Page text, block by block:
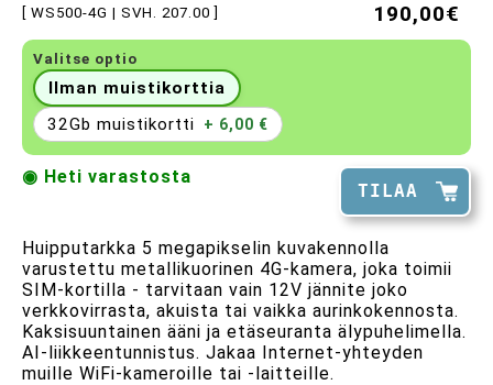
[ WS500-4G | SVH. 207.00 ] 190,00€
Valitse optio
Ilman muistikorttia
32Gb muistikortti
+ 6,00 €
TILAA
◉ Heti varastosta
Huipputarkka 5 megapikselin kuvakennolla
varustettu metallikuorinen 4G-kamera, joka toimii
SIM-kortilla - tarvitaan vain 12V jännite joko
verkkovirrasta, akuista tai vaikka aurinkokennosta.
Kaksisuuntainen ääni ja etäseuranta älypuhelimella.
AI-liikkeentunnistus. Jakaa Internet-yhteyden
muille WiFi-kameroille tai -laitteille.